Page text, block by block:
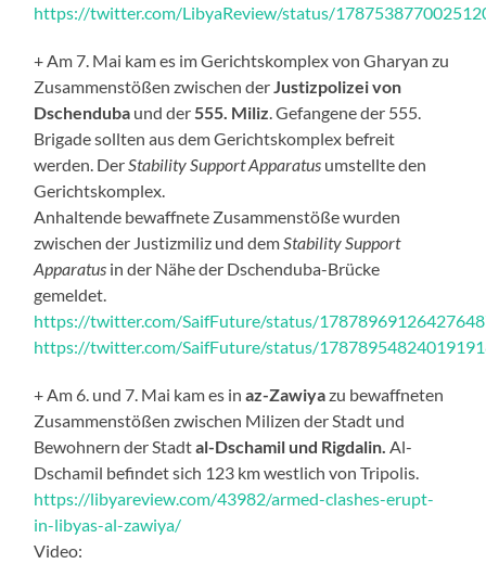
https://twitter.com/LibyaReview/status/
+ Am 7. Mai kam es im Gerichtskomplex von Gharyan zu
Zusammenstößen zwischen der Justizpolizei von
Dschenduba und der 555. Miliz . Gefangene der 555.
Brigade sollten aus dem Gerichtskomplex befreit
werden. Der Stability Support Apparatus umstellte den
Gerichtskomplex.
Anhaltende bewaffnete Zusammenstöße wurden
zwischen der Justizmiliz und dem Stability Support
Apparatus in der Nähe der Dschenduba-Brücke
gemeldet.
https://twitter.com/SaifFuture/status/
https://twitter.com/SaifFuture/status/
+ Am 6. und 7. Mai kam es inaz-Zawiyazu bewaffneten
Zusammenstößen zwischen Milizen der Stadt und
Bewohnern der Stadtal-Dschamil und Rigdalin. Al-
Dschamil befindet sich 123 km westlich von Tripolis.
https://libyareview.com/43982/armed-clashes-erupt-
in-libyas-al-zawiya/
Video: